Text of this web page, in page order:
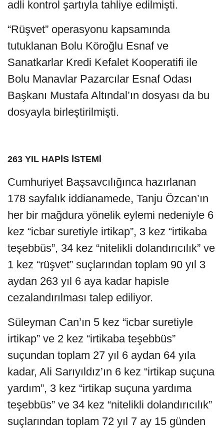
adli kontrol şartıyla tahliye edilmişti.
“Rüşvet” operasyonu kapsamında
tutuklanan Bolu Köroğlu Esnaf ve
Sanatkarlar Kredi Kefalet Kooperatifi ile
Bolu Manavlar Pazarcılar Esnaf Odası
Başkanı Mustafa Altındal’ın dosyası da bu
dosyayla birleştirilmişti.
263 YIL HAPİS İSTEMİ
Cumhuriyet Başsavcılığınca hazırlanan
178 sayfalık iddianamede, Tanju Özcan’ın
her bir mağdura yönelik eylemi nedeniyle 6
kez “icbar suretiyle irtikap”, 3 kez “irtikaba
teşebbüs”, 34 kez “nitelikli dolandırıcılık” ve
1 kez “rüşvet” suçlarından toplam 90 yıl 3
aydan 263 yıl 6 aya kadar hapisle
cezalandırılması talep ediliyor.
Süleyman Can’ın 5 kez “icbar suretiyle
irtikap” ve 2 kez “irtikaba teşebbüs”
suçundan toplam 27 yıl 6 aydan 64 yıla
kadar, Ali Sarıyıldız’ın 6 kez “irtikap suçuna
yardım”, 3 kez “irtikap suçuna yardıma
teşebbüs” ve 34 kez “nitelikli dolandırıcılık”
suçlarından toplam 72 yıl 7 ay 15 günden